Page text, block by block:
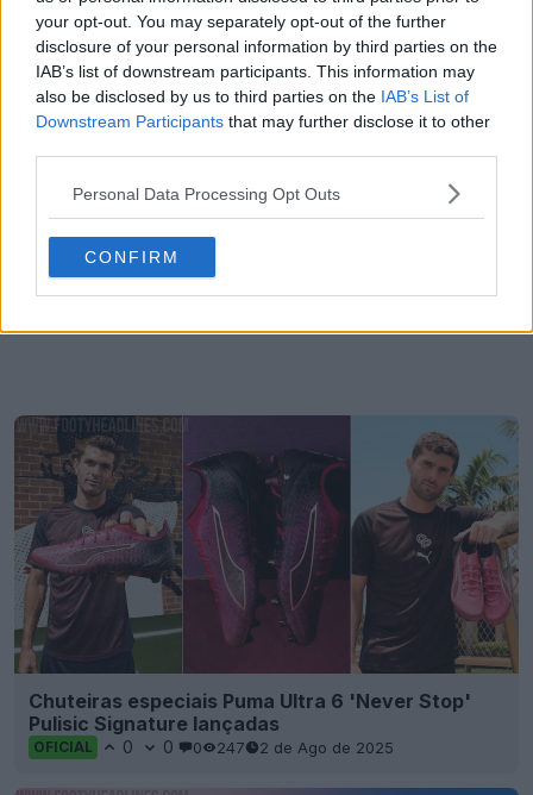
your opt-out. You may separately opt-out of the further
disclosure of your personal information by third parties on the
IAB’s list of downstream participants. This information may
also be disclosed by us to third parties on the IAB’s List of
Downstream Participants that may further disclose it to other
Personal Data Processing Opt Outs
CONFIRM
Chuteiras especiais Puma Ultra 6 'Never Stop'
Pulisic Signature lançadas
OFICIAL 0 0 0 247 2 de Ago de 2025